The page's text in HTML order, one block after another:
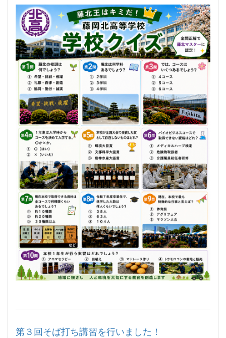
第３回そば打ち講習を行いました！